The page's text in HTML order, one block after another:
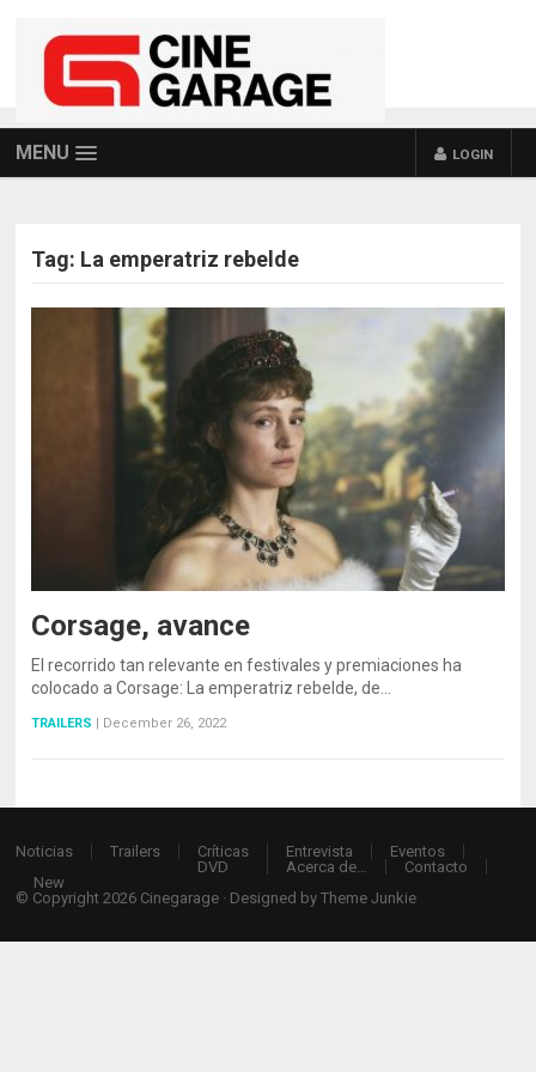
MENU LOGIN
Tag: La emperatriz rebelde
Corsage, avance
El recorrido tan relevante en festivales y premiaciones ha
colocado a Corsage: La emperatriz rebelde, de…
TRAILERS December 26, 2022
Noticias Trailers
Críticas
DVD
Entrevista
Eventos
Acerca de…
Contacto
New
© Copyright 2026 Cinegarage · Designed byTheme Junkie